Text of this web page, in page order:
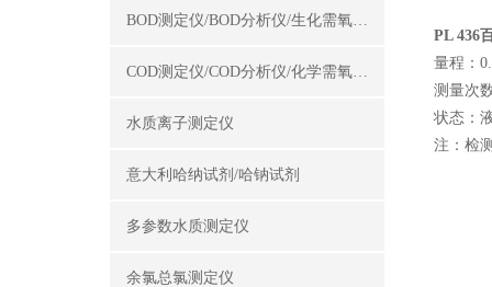
BOD测定仪/BOD分析仪/生化需氧量测定仪
COD测定仪/COD分析仪/化学需氧量测定仪
水质离子测定仪
意大利哈纳试剂/哈钠试剂
多参数水质测定仪
余氯总氯测定仪
PL 436
量程：
测量次
状态：
注：检